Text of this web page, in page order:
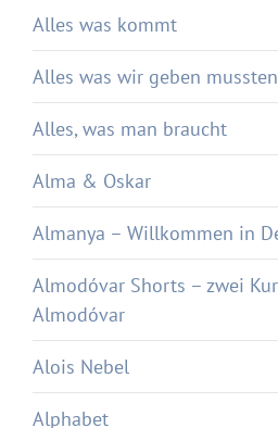
Alles was kommt
Alles was wir geben mussten
Alles, was man braucht
Alma & Oskar
Almanya – Willkommen in
Almodóvar Shorts – zwei
Almodóvar
Alois Nebel
Alphabet